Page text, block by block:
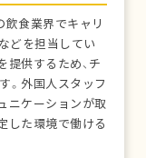
飲食業界でキャリ
どを担当してい
提供するため、チ
。外国人スタッフ
ニケーションが取
した環境で働ける